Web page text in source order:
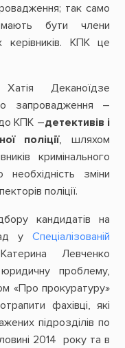
так само
мають бути члени
керівників. КПК це
Деканоїдзе
запровадження –
до КПК –детективів і
поліції, шляхом
кримінального
зміни
поліції.
кандидатів на
уСпеціалізованій
Левченко
проблему,
«Про прокуратуру»
фахівці, які
підрозділів по
2014 року та в